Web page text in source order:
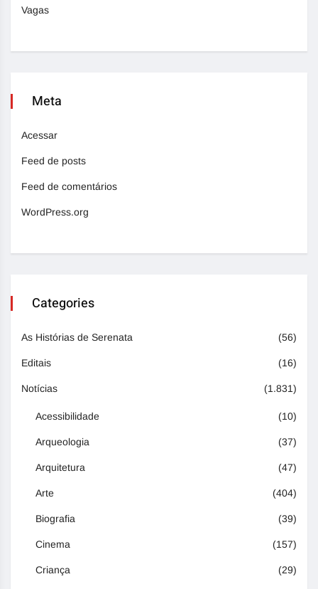
Vagas
Meta
Acessar
Feed de posts
Feed de comentários
WordPress.org
Categories
As Histórias de Serenata (56)
Editais (16)
Notícias (1.831)
Acessibilidade (10)
Arqueologia (37)
Arquitetura (47)
Arte (404)
Biografia (39)
Cinema (157)
Criança (29)